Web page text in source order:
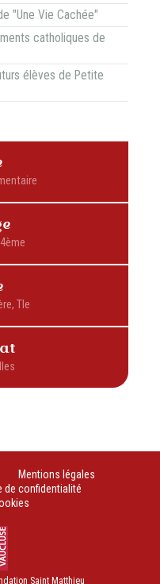
"Une Vie Cachée"
catholiques de
élèves de Petite
Mentions légales
de confidentialité
Saint Matthieu